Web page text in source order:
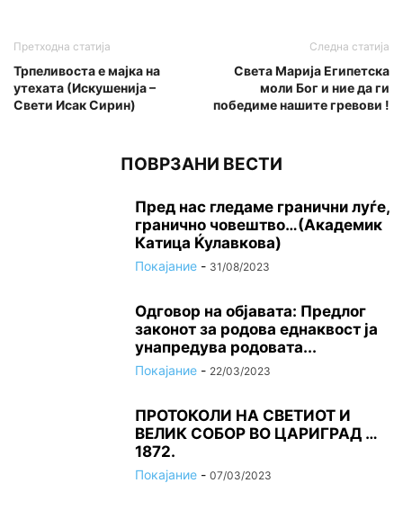
Претходна статија
Трпеливоста е мајка на
утехата (Искушенија –
Свети Исак Сирин)
Следна статија
Света Марија Египетска
моли Бог и ние да ги
победиме нашите гревови !
ПОВРЗАНИ ВЕСТИ
Пред нас гледаме гранични луѓе,
гранично човештво…(Академик
Катица Ќулавкова)
Покајание - 31/08/2023
Одговор на објавата: Предлог
законот за родова еднаквост ја
унапредува родовата...
Покајание - 22/03/2023
ПРОТОКОЛИ НА СВЕТИОТ И
ВЕЛИК СОБОР ВО ЦАРИГРАД …
1872.
Покајание - 07/03/2023